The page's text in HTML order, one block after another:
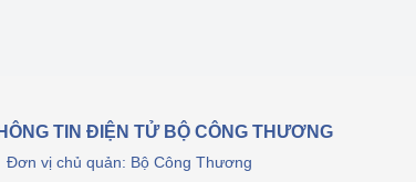
TIN ĐIỆN TỬ BỘ CÔNG THƯƠNG
Đơn vị chủ quản: Bộ Công Thương